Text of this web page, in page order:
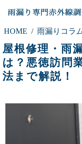
HOME 雨漏りコラ
屋根修理・雨
は？悪徳訪問
法まで解説！